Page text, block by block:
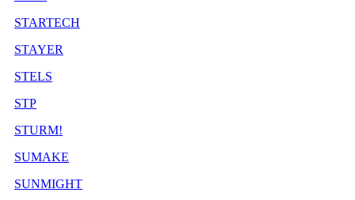
STARTECH
STAYER
STELS
STP
STURM!
SUMAKE
SUNMIGHT